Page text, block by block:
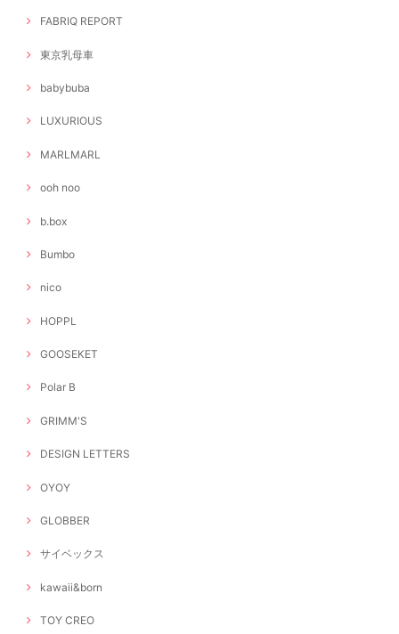
FABRIQ REPORT
東京乳母車
babybuba
LUXURIOUS
MARLMARL
ooh noo
b.box
Bumbo
nico
HOPPL
GOOSEKET
Polar B
GRIMM'S
DESIGN LETTERS
OYOY
GLOBBER
サイベックス
kawaii&born
TOY CREO